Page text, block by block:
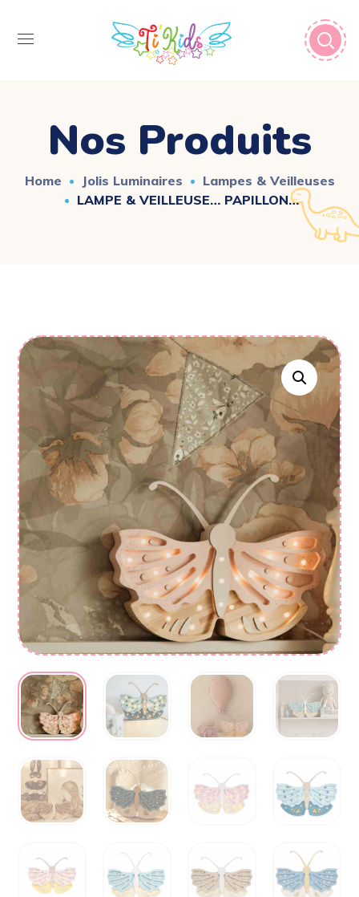
Nos Produits
Home Jolis Luminaires
Lampes & Veilleuses
LAMPE & VEILLEUSE… PAPILLON…